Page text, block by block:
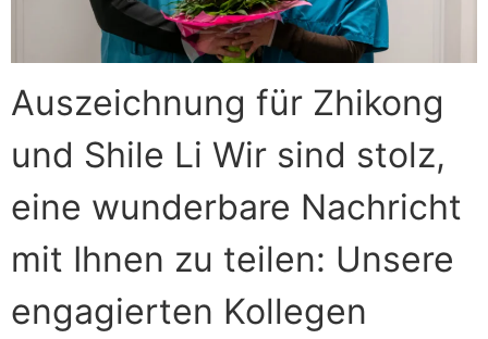
Auszeichnung für Zhikong
und Shile Li Wir sind stolz,
eine wunderbare Nachricht
mit Ihnen zu teilen: Unsere
engagierten Kollegen